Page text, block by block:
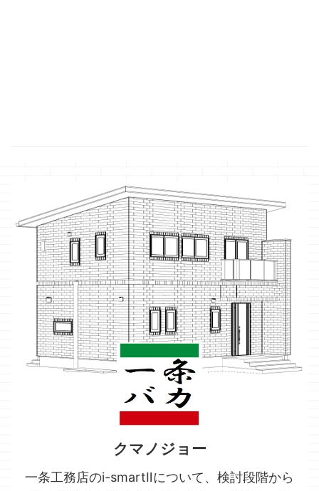
クマノジョー
一条工務店のi-smartⅡについて、検討段階から